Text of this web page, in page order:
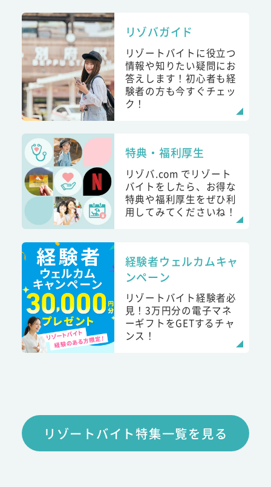
リゾバガイド
リゾートバイトに役立つ
情報や知りたい疑問にお
答えします！初心者も経
験者の方も今すぐチェッ
ク！
特典・福利厚生
リゾバ.com でリゾート
バイトをしたら、お得な
特典や福利厚生をぜひ利
用してみてくださいね！
経験者ウェルカムキャ
ンペーン
リゾートバイト経験者必
見！3万円分の電子マネ
ーギフトをGETするチャ
ンス！
リゾートバイト特集一覧を見る